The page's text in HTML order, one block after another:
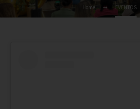
Home EVENTOS